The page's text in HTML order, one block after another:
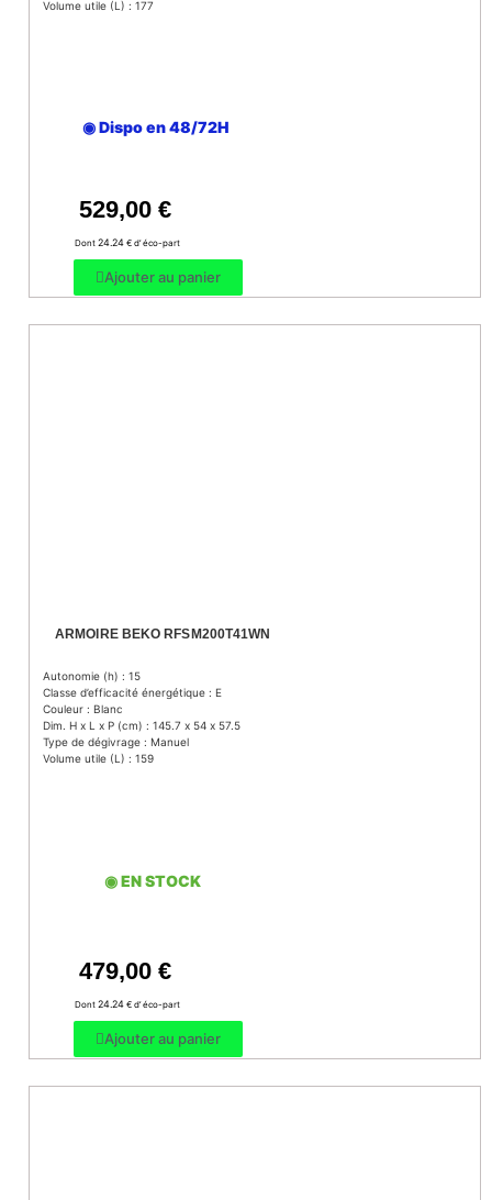
Volume utile (L) : 177
◉ Dispo en 48/72H
529,00 €
Dont 24.24 € d’ éco-part
Ajouter au panier
ARMOIRE BEKO RFSM200T41WN
Autonomie (h) : 15
Classe d’efficacité énergétique : E
Couleur : Blanc
Dim. H x L x P (cm) : 145.7 x 54 x 57.5
Type de dégivrage : Manuel
Volume utile (L) : 159
◉ EN STOCK
479,00 €
Dont 24.24 € d’ éco-part
Ajouter au panier